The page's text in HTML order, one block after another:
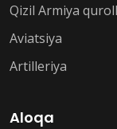
Qizil Armiya
Aviatsiya
Artilleriya
Aloqa